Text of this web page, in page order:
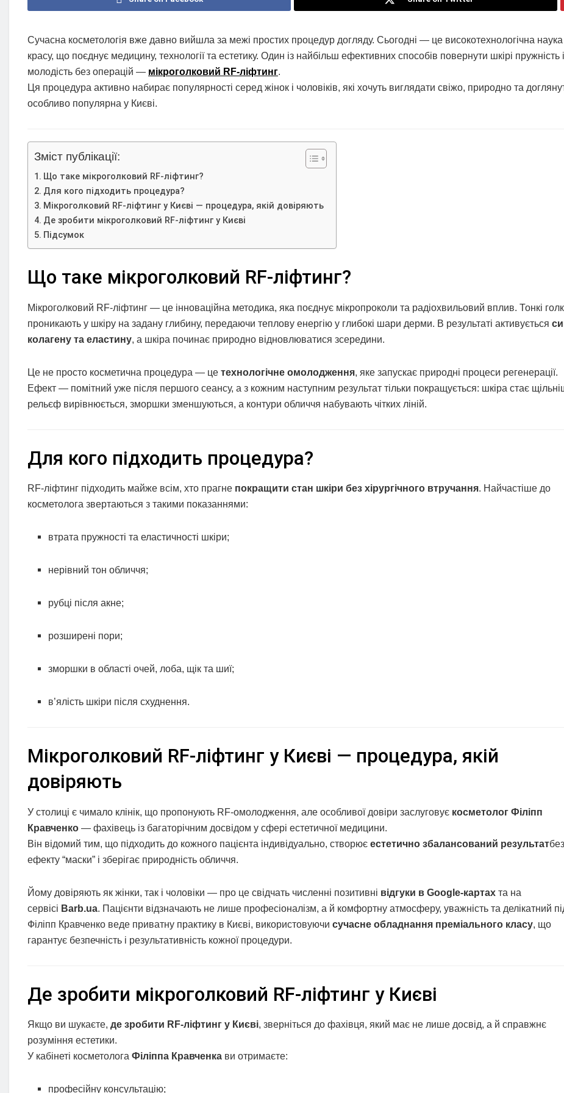
Сучасна косметологія вже давно вийшла за межі простих процедур догляду. Сьогодні — це високотехнологічна
красу, що поєднує медицину, технології та естетику. Один із найбільш ефективних способів повернути шкірі пружність і
молодість без операцій — мікроголковий RF-ліфтинг.
Ця процедура активно набирає популярності серед жінок і чоловіків, які хочуть виглядати свіжо, природно та
особливо популярна у Києві.
Зміст публікації:
Що таке мікроголковий RF-ліфтинг?
Для кого підходить процедура?
Мікроголковий RF-ліфтинг у Києві — процедура, якій довіряють
Де зробити мікроголковий RF-ліфтинг у Києві
Підсумок
Що таке мікроголковий RF-ліфтинг?
Мікроголковий RF-ліфтинг — це інноваційна методика, яка поєднує мікропроколи та радіохвильовий вплив. Тонкі
проникають у шкіру на задану глибину, передаючи теплову енергію у глибокі шари дерми. В результаті активується
колагену та еластину, а шкіра починає природно відновлюватися зсередини.
Це не просто косметична процедура — це технологічне омолодження, яке запускає природні процеси регенерації.
Ефект — помітний уже після першого сеансу, а з кожним наступним результат тільки покращується: шкіра стає
рельєф вирівнюється, зморшки зменшуються, а контури обличчя набувають чітких ліній.
Для кого підходить процедура?
RF-ліфтинг підходить майже всім, хто прагне покращити стан шкіри без хірургічного втручання. Найчастіше до
косметолога звертаються з такими показаннями:
втрата пружності та еластичності шкіри;
нерівний тон обличчя;
рубці після акне;
розширені пори;
зморшки в області очей, лоба, щік та шиї;
в’ялість шкіри після схуднення.
Мікроголковий RF-ліфтинг у Києві — процедура, якій
довіряють
У столиці є чимало клінік, що пропонують RF-омолодження, але особливої довіри заслуговує косметолог Філіпп
Кравченко — фахівець із багаторічним досвідом у сфері естетичної медицини.
Він відомий тим, що підходить до кожного пацієнта індивідуально, створює естетично збалансований результатбез
ефекту “маски” і зберігає природність обличчя.
Йому довіряють як жінки, так і чоловіки — про це свідчать численні позитивні відгуки в Google-картах та на
сервісі Barb.ua. Пацієнти відзначають не лише професіоналізм, а й комфортну атмосферу, уважність та делікатний
Філіпп Кравченко веде приватну практику в Києві, використовуючи сучасне обладнання преміального класу, що
гарантує безпечність і результативність кожної процедури.
Де зробити мікроголковий RF-ліфтинг у Києві
Якщо ви шукаєте, де зробити RF-ліфтинг у Києві, зверніться до фахівця, який має не лише досвід, а й справжнє
розуміння естетики.
У кабінеті косметолога Філіппа Кравченка ви отримаєте:
професійну консультацію;